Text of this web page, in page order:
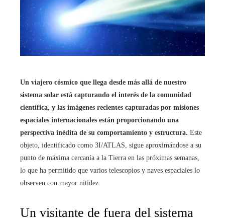
Un viajero cósmico que llega desde más allá de nuestro
sistema solar está capturando el interés de la comunidad
científica, y las imágenes recientes capturadas por misiones
espaciales internacionales están proporcionando una
perspectiva inédita de su comportamiento y estructura. Este
objeto, identificado como 3I/ATLAS, sigue aproximándose a su
punto de máxima cercanía a la Tierra en las próximas semanas,
lo que ha permitido que varios telescopios y naves espaciales lo
observen con mayor nitidez.
Un visitante de fuera del sistema